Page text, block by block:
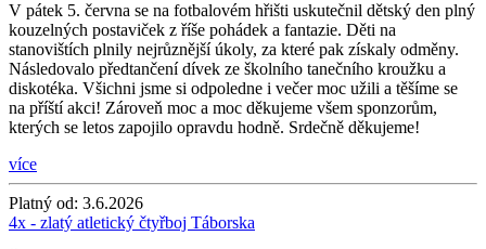
V pátek 5. června se na fotbalovém hřišti uskutečnil dětský den plný
kouzelných postaviček z říše pohádek a fantazie. Děti na
stanovištích plnily nejrůznější úkoly, za které pak získaly odměny.
Následovalo předtančení dívek ze školního tanečního kroužku a
diskotéka. Všichni jsme si odpoledne i večer moc užili a těšíme se
na příští akci! Zároveň moc a moc děkujeme všem sponzorům,
kterých se letos zapojilo opravdu hodně. Srdečně děkujeme!
více
Platný od: 3.6.2026
4x - zlatý atletický čtyřboj Táborska